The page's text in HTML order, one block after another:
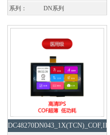
DN系列
系列：
DC48270DN043_1X(TCN)_COF,IPS